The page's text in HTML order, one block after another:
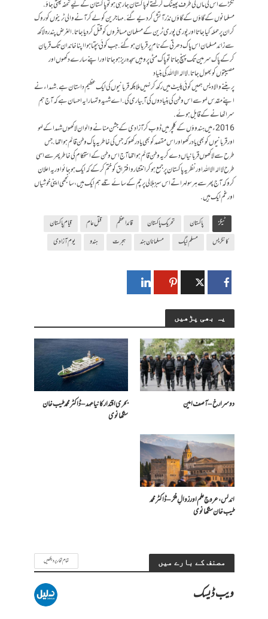
ٹکڑے اس کی ماں کی طرف پھینک کر کہتے لو پاکستان جا رہی ہو تو پاکستان کے لیے تحفہ لیتی جاؤ.
مسلمانوں کے گاؤں کے گاؤں نذر آتش کردیے گئے. مہاجرین کو لے کر آنے والی ٹرینوں کو روک
کر ان پر حملہ کیا جاتا اور پوری پوری ٹرین کے مسلمان مسافروں کو قتل کردیا جاتا. الغرض پندرہ لاکھ
سے زائد مسلمان اس پاک دھرتی کے نام پر قربان ہوگئے. جب کوئی بچتا ہوا اپنا خاندان تک قربان
کرکے پاک سرمین تک پہنچ جاتا تو پاک مٹی پر وہیں سجدہ ریز ہو جاتا اور اپنے سارے دکھوں اور
مصیبتوں کو بھول جاتا. لا الہ الا اللہ کی بنیاد
پر بننے والا دیس ہمیں کوئی پلیٹ میں رکھ کر نہیں ملا بلکہ قربانیوں کی ایک عظیم داستان ہے. شہداء نے
اپنے مقدس لہو سے اس وطن کی بنیادوں کی آبیاری کی. اے شہیدو تمہارا یہ احسان ہے کہ آج ہم
سر اٹھانے کے قابل ہوئے.
2016ء میں ہندوؤں کے کلچر میں ڈوب کر آزادی کے جشن منانے والو ان لاکھوں شہدا کے لہو
اور قربانیوں کو بھی یاد رکھو اور اس مقصد کو بھی یاد رکھو کہ جس کی خاطر یہ پاک وطن قائم ہوا تھا. جس
طرح سے لاکھوں قربانیاں دے کر یہ وطن قائم ہوا تھا آج اس وطن کے استحکام کی خاطر پھر سے اسی
طرح لا الہ الا اللہ اور نظریہ پاکستان پر جمع ہو کر انتشار و افتراق کو ختم کر کے کہ ایک ہوجائو اور یہ اعلان
کرو کہ آج پھر سے ہر سو لہراتے اس سبز ہلالی پرچم کے سائے تلے ہم ایک ہیں، سانجھی اپنی خوشیاں
اور غم ایک ہیں.
ٹیگز پاکستان تحریک پاکستان قائداعظم قتل عام
قیام پاکستان
کانگریس
مسلم لیگ مسلمانان ہند ہجرت ہندو یوم آزادی
یہ بھی پڑھیں
دوسرا رخ – آصف امین
بحری اقتدار کا نیا عہد – ڈاکٹر محمد طیب خان
سنگھانوی
اندلس، عروجِ علم اور زوالِ فکر – ڈاکٹر محمد
طیب خان سنگھانوی
مصنف کے بارے میں تمام تحاریر دیکھیں
ویب ڈیسک